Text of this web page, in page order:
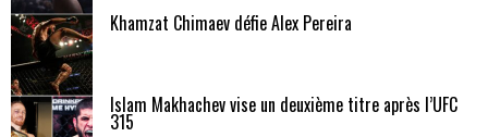
Khamzat Chimaev défie Alex Pereira
Islam Makhachev vise un deuxième titre après l’UFC
315